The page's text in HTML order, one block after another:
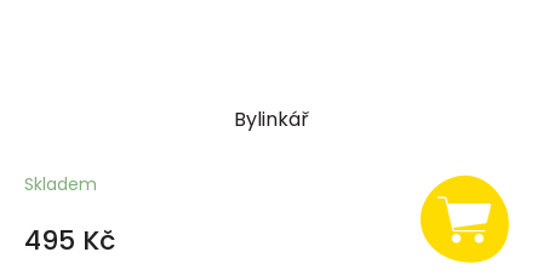
Bylinkář
Skladem
495 Kč